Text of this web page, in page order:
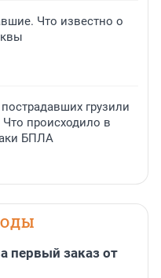
Что известно о
грузили
происходило в
БПЛА
первый заказ от